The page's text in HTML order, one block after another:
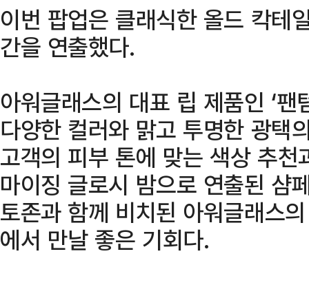
이번 팝업은 클래식한 올드 칵테
간을 연출했다.
아워글래스의 대표 립 제품인 ‘팬
다양한 컬러와 맑고 투명한 광택
고객의 피부 톤에 맞는 색상 추
마이징 글로시 밤으로 연출된 샴
토존과 함께 비치된 아워글래스
에서 만날 좋은 기회다.